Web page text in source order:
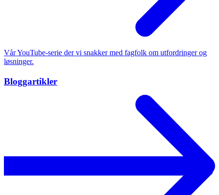
Vår YouTube-serie der vi snakker med fagfolk om utfordringer og
løsninger.
Bloggartikler